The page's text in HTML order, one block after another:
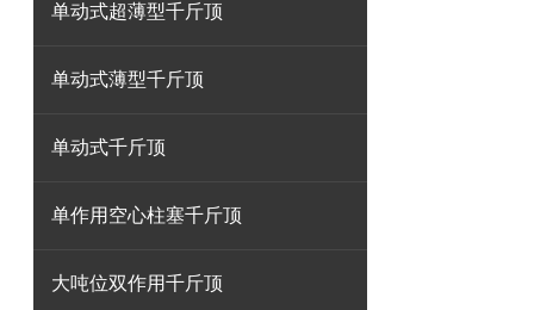
单动式超薄型千斤顶
单动式薄型千斤顶
单动式千斤顶
单作用空心柱塞千斤顶
大吨位双作用千斤顶